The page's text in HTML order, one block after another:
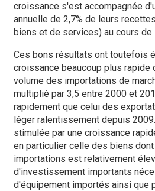
croissance s'est accompagnée
annuelle de 2,7% de leurs
biens et de services) au cours de
Ces bons résultats ont toutefois
croissance beaucoup plus rapide
volume des importations de
multiplié par 3,5 entre 2000 et
rapidement que celui des
léger ralentissement depuis
stimulée par une croissance
en particulier celle des biens
importations est relativement
d'investissement importants
d'équipement importés ainsi que